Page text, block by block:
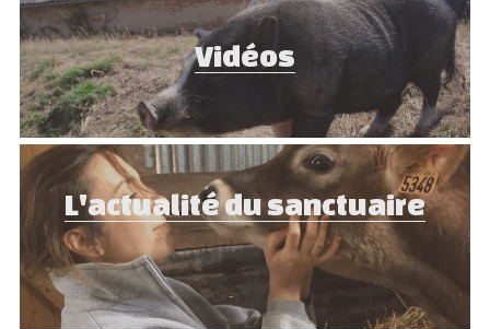
Vidéos
L'actualité du sanctuaire